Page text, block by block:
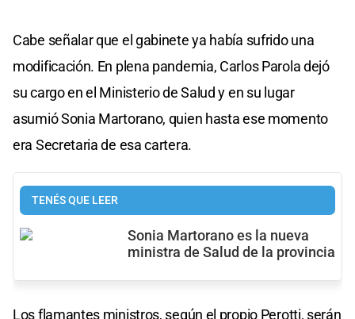
Cabe señalar que el gabinete ya había sufrido una
modificación. En plena pandemia, Carlos Parola dejó
su cargo en el Ministerio de Salud y en su lugar
asumió Sonia Martorano, quien hasta ese momento
era Secretaria de esa cartera.
TENÉS QUE LEER
Sonia Martorano es la nueva
ministra de Salud de la provincia
Los flamantes ministros, según el propio Perotti, serán